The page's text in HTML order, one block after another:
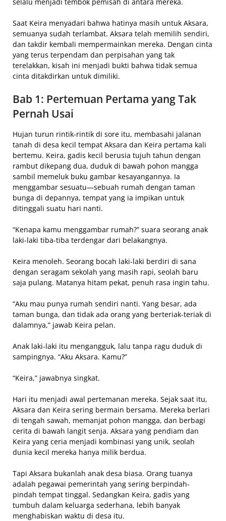
Saat Keira menyadari bahwa hatinya masih untuk Aksara,
semuanya sudah terlambat. Aksara telah memilih sendiri,
dan takdir kembali mempermainkan mereka. Dengan cinta
yang terus terpendam dan perpisahan yang tak
terelakkan, kisah ini menjadi bukti bahwa tidak semua
cinta ditakdirkan untuk dimiliki.
Bab 1: Pertemuan Pertama yang Tak
Pernah Usai
Hujan turun rintik-rintik di sore itu, membasahi jalanan
tanah di desa kecil tempat Aksara dan Keira pertama kali
bertemu. Keira, gadis kecil berusia tujuh tahun dengan
rambut dikepang dua, duduk di bawah pohon mangga
sambil memeluk buku gambar kesayangannya. Ia
menggambar sesuatu—sebuah rumah dengan taman
bunga di depannya, tempat yang ia impikan untuk
ditinggali suatu hari nanti.
“Kenapa kamu menggambar rumah?” suara seorang anak
laki-laki tiba-tiba terdengar dari belakangnya.
Keira menoleh. Seorang bocah laki-laki berdiri di sana
dengan seragam sekolah yang masih rapi, seolah baru
saja pulang. Matanya hitam pekat, penuh rasa ingin tahu.
“Aku mau punya rumah sendiri nanti. Yang besar, ada
taman bunga, dan tidak ada orang yang berteriak-teriak di
dalamnya,” jawab Keira pelan.
Anak laki-laki itu mengangguk, lalu tanpa ragu duduk di
sampingnya. “Aku Aksara. Kamu?”
“Keira,” jawabnya singkat.
Hari itu menjadi awal pertemanan mereka. Sejak saat itu,
Aksara dan Keira sering bermain bersama. Mereka berlari
di tengah sawah, memanjat pohon mangga, dan berbagi
cerita di bawah langit senja. Aksara yang pendiam dan
Keira yang ceria menjadi kombinasi yang unik, seolah
dunia kecil mereka hanya milik berdua.
Tapi Aksara bukanlah anak desa biasa. Orang tuanya
adalah pegawai pemerintah yang sering berpindah-
pindah tempat tinggal. Sedangkan Keira, gadis yang
tumbuh dalam keluarga sederhana, lebih banyak
menghabiskan waktu di desa itu.